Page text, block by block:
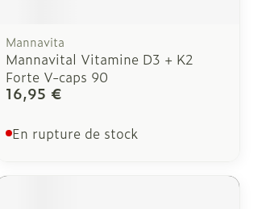
Mannavita
Mannavital Vitamine D3 + K2
Forte V-caps 90
16,95 €
En rupture de stock